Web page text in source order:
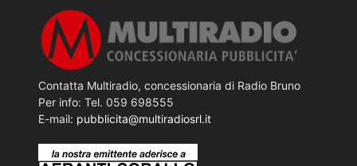
Contatta Multiradio, concessionaria di Radio Bruno
Per info: Tel. 059 698555
E-mail: pubblicita@multiradiosrl.it